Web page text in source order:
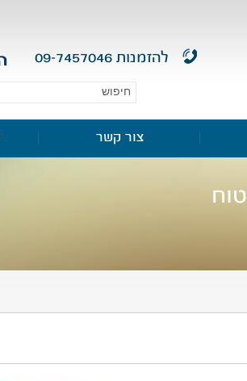
להזמנות 09-7457046
צור קשר